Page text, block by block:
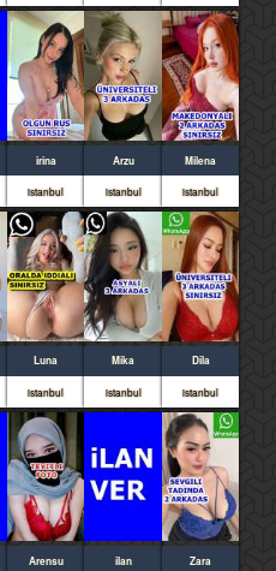
irina
istanbul
Arzu
istanbul
Milena
istanbul
Luna
istanbul
Mika
istanbul
Dila
istanbul
Arensu ilan Zara